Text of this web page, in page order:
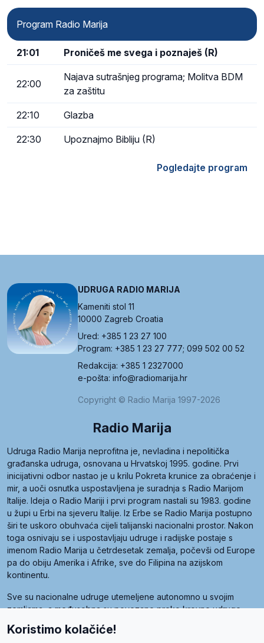
Program Radio Marija
21:01 Proničeš me svega i poznaješ (R)
22:00
Najava sutrašnjeg programa; Molitva BDM
za zaštitu
22:10 Glazba
22:30 Upoznajmo Bibliju (R)
Pogledajte program
UDRUGA RADIO MARIJA
Kameniti stol 11
10000 Zagreb Croatia
Ured: +385 1 23 27 100
Program: +385 1 23 27 777; 099 502 00 52
Redakcija: +385 1 2327000
e-pošta: info@radiomarija.hr
Copyright © Radio Marija 1997-2026
Radio Marija
Udruga Radio Marija neprofitna je, nevladina i nepolitička
građanska udruga, osnovana u Hrvatskoj 1995. godine. Prvi
inicijativni odbor nastao je u krilu Pokreta krunice za obraćenje i
mir, a uoči osnutka uspostavljena je suradnja s Radio Marijom
Italije. Ideja o Radio Mariji i prvi program nastali su 1983. godine
u župi u Erbi na sjeveru Italije. Iz Erbe se Radio Marija postupno
širi te uskoro obuhvaća cijeli talijanski nacionalni prostor. Nakon
toga osnivaju se i uspostavljaju udruge i radijske postaje s
imenom Radio Marija u četrdesetak zemalja, počevši od Europe
pa do obiju Amerika i Afrike, sve do Filipina na azijskom
kontinentu.
Sve su nacionalne udruge utemeljene autonomno u svojim
zemljama, a međusobna su povezane preko krovne udruge
Radio Maria). Svjetsku obitelj utemeljilo je sedam članica, među
Koristimo kolačiće!